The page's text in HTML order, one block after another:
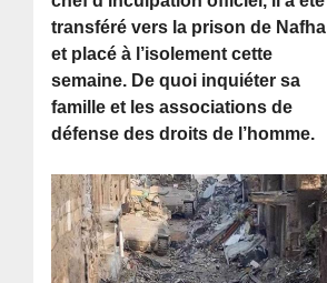
transféré vers la prison de Nafha
et placé à l’isolement cette
semaine. De quoi inquiéter sa
famille et les associations de
défense des droits de l’homme.